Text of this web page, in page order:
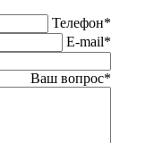
Телефон*
E-mail*
Ваш вопрос*